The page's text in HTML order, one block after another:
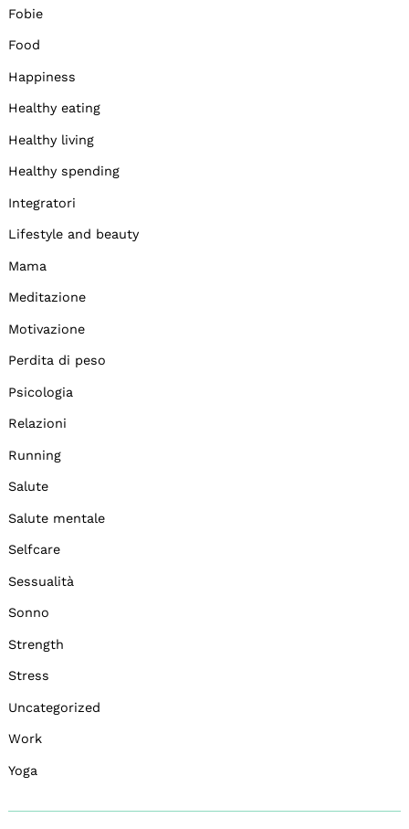
Fobie
Food
Happiness
Healthy eating
Healthy living
Healthy spending
Integratori
Lifestyle and beauty
Mama
Meditazione
Motivazione
Perdita di peso
Psicologia
Relazioni
Running
Salute
Salute mentale
Selfcare
Sessualità
Sonno
Strength
Stress
Uncategorized
Work
Yoga